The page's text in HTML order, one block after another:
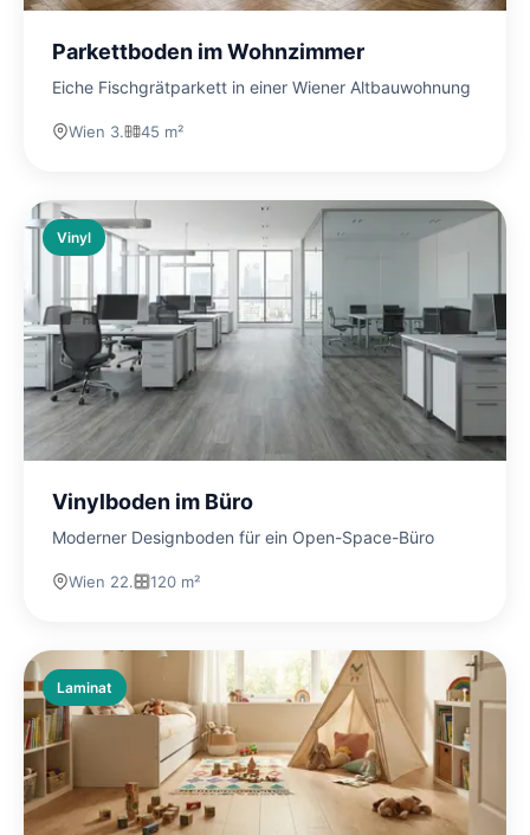
Parkettboden im Wohnzimmer
Eiche Fischgrätparkett in einer Wiener Altbauwohnung
Wien 3. 45 m²
Vinyl
Vinylboden im Büro
Moderner Designboden für ein Open-Space-Büro
Wien 22. 120 m²
Laminat